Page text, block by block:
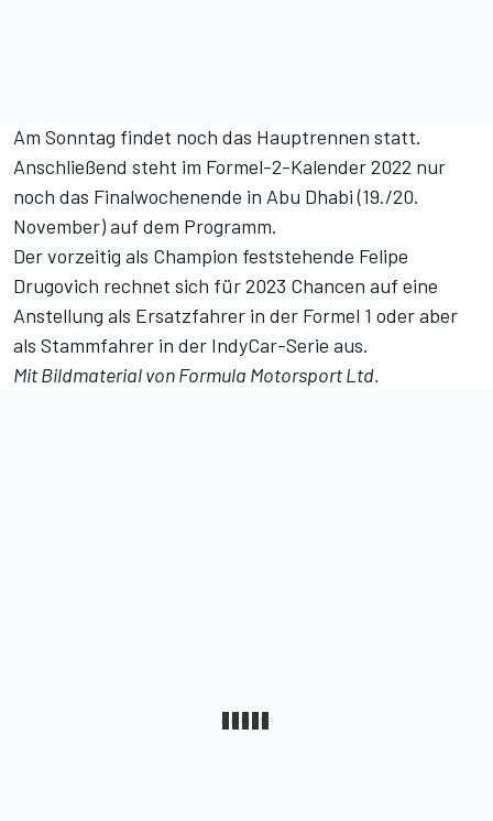
Am Sonntag findet noch das Hauptrennen statt.
Anschließend steht im Formel-2-Kalender 2022 nur
noch das Finalwochenende in Abu Dhabi (19./20.
November) auf dem Programm.
Der vorzeitig als Champion feststehende Felipe
Drugovich rechnet sich für 2023 Chancen auf eine
Anstellung als Ersatzfahrer in der Formel 1 oder aber
als Stammfahrer in der IndyCar-Serie aus.
Mit Bildmaterial von Formula Motorsport Ltd.